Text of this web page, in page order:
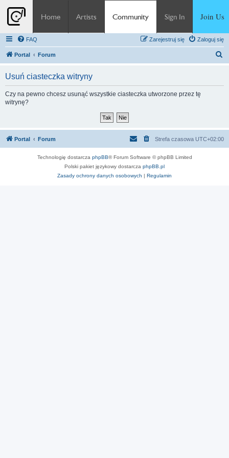
Home Artists Community Sign In Join Us
FAQ Zaloguj się
Zarejestruj się
Portal Forum
Usuń ciasteczka witryny
Czy na pewno chcesz usunąć wszystkie ciasteczka utworzone przez tę
witrynę?
Portal Forum Strefa czasowa UTC+02:00
Technologię dostarcza phpBB® Forum Software © phpBB Limited
Polski pakiet językowy dostarcza phpBB.pl
Zasady ochrony danych osobowych | Regulamin